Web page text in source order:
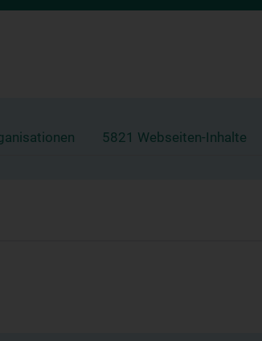
5821 Webseiten-Inhalte